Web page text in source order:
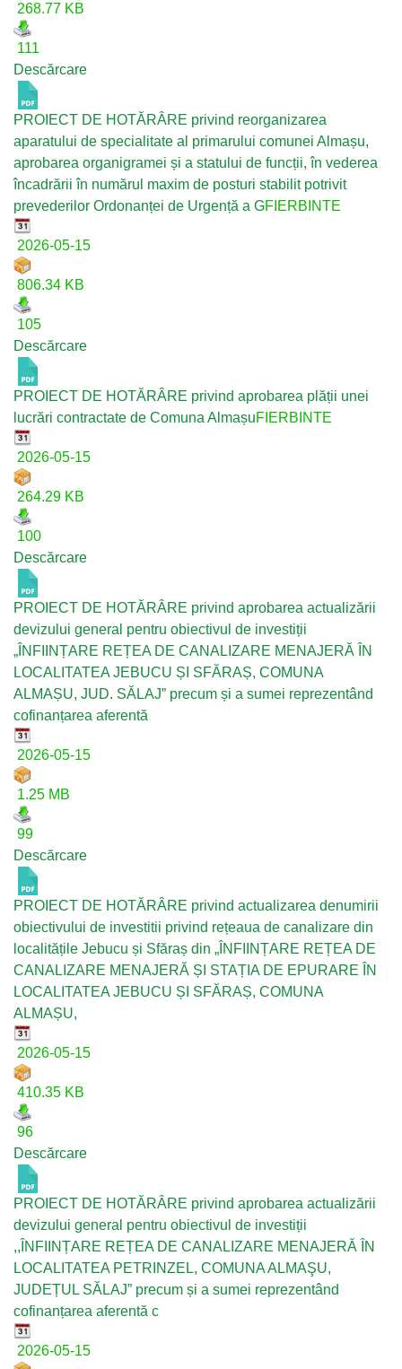
268.77 KB
111
Descărcare
PROIECT DE HOTĂRÂRE privind reorganizarea
aparatului de specialitate al primarului comunei Almașu,
aprobarea organigramei și a statului de funcții, în vederea
încadrării în numărul maxim de posturi stabilit potrivit
prevederilor Ordonanței de Urgență a GFIERBINTE
2026-05-15
806.34 KB
105
Descărcare
PROIECT DE HOTĂRÂRE privind aprobarea plății unei
lucrări contractate de Comuna AlmașuFIERBINTE
2026-05-15
264.29 KB
100
Descărcare
PROIECT DE HOTĂRÂRE privind aprobarea actualizării
devizului general pentru obiectivul de investiții
„ÎNFIINȚARE REȚEA DE CANALIZARE MENAJERĂ ÎN
LOCALITATEA JEBUCU ȘI SFĂRAȘ, COMUNA
ALMAȘU, JUD. SĂLAJ” precum și a sumei reprezentând
cofinanțarea aferentă
2026-05-15
1.25 MB
99
Descărcare
PROIECT DE HOTĂRÂRE privind actualizarea denumirii
obiectivului de investitii privind rețeaua de canalizare din
localitățile Jebucu și Sfăraș din „ÎNFIINȚARE REȚEA DE
CANALIZARE MENAJERĂ ȘI STAȚIA DE EPURARE ÎN
LOCALITATEA JEBUCU ȘI SFĂRAȘ, COMUNA
ALMAȘU,
2026-05-15
410.35 KB
96
Descărcare
PROIECT DE HOTĂRÂRE privind aprobarea actualizării
devizului general pentru obiectivul de investiții
,,ÎNFIINȚARE REȚEA DE CANALIZARE MENAJERĂ ÎN
LOCALITATEA PETRINZEL, COMUNA ALMAŞU,
JUDEȚUL SĂLAJ” precum și a sumei reprezentând
cofinanțarea aferentă c
2026-05-15